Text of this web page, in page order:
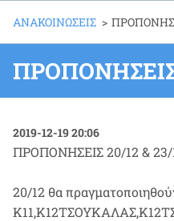
ΑΝΑΚΟΙΝΩΣΕΙΣ >
ΠΡΟΠΟΝΗΣΕΙΣ
2019-12-19 20:06
ΠΡΟΠΟΝΗΣΕΙΣ 20/12 & 23/
20/12 θα